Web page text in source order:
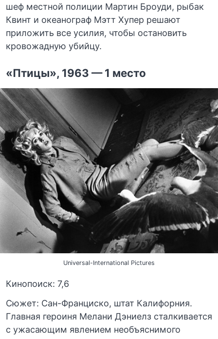
шеф местной полиции Мартин Броуди, рыбак
Квинт и океанограф Мэтт Хупер решают
приложить все усилия, чтобы остановить
кровожадную убийцу.
«Птицы», 1963 — 1 место
Universal-International Pictures
Кинопоиск: 7,6
Сюжет: Сан-Франциско, штат Калифорния.
Главная героиня Мелани Дэниелз сталкивается
с ужасающим явлением необъяснимого